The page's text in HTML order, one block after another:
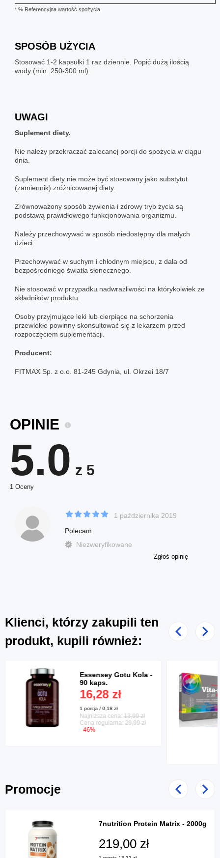
* % Referencyjna wartość spożycia
SPOSÓB UŻYCIA
Stosować 1-2 kapsułki 1 raz dziennie. Popić dużą ilością
wody (min. 250-300 ml).
UWAGI
Suplement diety.
Nie należy przekraczać zalecanej porcji do spożycia w ciągu
dnia.
Suplement diety nie może być stosowany jako substytut
(zamiennik) zróżnicowanej diety.
Zrównoważony sposób żywienia i zdrowy tryb życia są
podstawą prawidłowego funkcjonowania organizmu.
Należy przechowywać w sposób niedostępny dla małych
dzieci.
Przechowywać w suchym i chłodnym miejscu, z dala od
bezpośredniego światła słonecznego.
Nie stosować w przypadku nadwrażliwości na którykolwiek ze
składników produktu.
Osoby przyjmujące leki lub cierpiące na schorzenia
przewlekłe powinny skonsultować się z lekarzem przed
rozpoczęciem suplementacji.
Producent:
FITMAX Sp. z o.o. 81-245 Gdynia, ul. Okrzei 18/7
OPINIE
5.0 z 5
1 Oceny
1 października 2019
Polecam
Niezweryfikowane
Zgłoś opinię
Klienci, którzy zakupili ten
produkt, kupili również:
Poprzedni
Essensey Gotu Kola -
90 kaps.
16,28 zł
1 porcja / 0,18 zł
Najniższa cena: 13,99 zł
Cena regularna: 29,99 zł
-46%
Promocje Poprzedni
7nutrition Protein Matrix - 2000g
219,00 zł